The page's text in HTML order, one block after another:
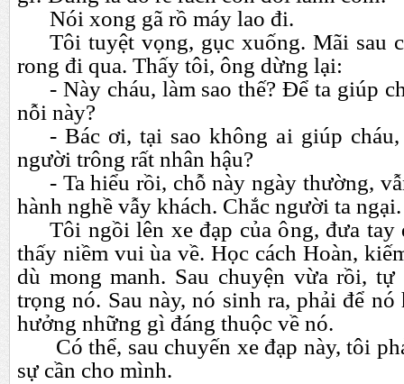
Nói xong gã rồ máy lao đi.
Tôi tuyệt vọng, gục xuống. Mãi sau
rong đi qua. Thấy tôi, ông dừng lại:
- Này cháu, làm sao thế? Để ta giúp
nỗi này?
- Bác ơi, tại sao không ai giúp
người trông rất nhân hậu?
- Ta hiểu rồi, chỗ này ngày thường,
hành nghề vẫy khách. Chắc người ta ngại.
Tôi ngồi lên xe đạp của ông, đưa
thấy niềm vui ùa về. Học cách Hoàn,
dù mong manh. Sau chuyện vừa rồi,
trọng nó. Sau này, nó sinh ra, phải để
hưởng những gì đáng thuộc về nó.
Có thể, sau chuyến xe đạp này, tôi
sự cần cho mình.